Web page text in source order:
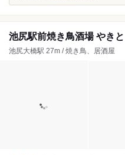
池尻駅前焼き鳥酒場 やきと
池尻大橋駅 27m / 焼き鳥、居酒屋